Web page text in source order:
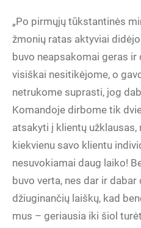
„Po pirmųjų tūkstantinės
žmonių ratas aktyviai
buvo neapsakomai geras ir
visiškai nesitikėjome, o
netrukome suprasti, jog
Komandoje dirbome tik
atsakyti į klientų
kiekvienu savo klientu
nesuvokiamai daug laiko!
buvo verta, nes dar ir dabar
džiuginančių laiškų, kad
mus – geriausia iki šiol